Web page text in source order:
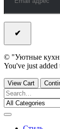
© "Уютные
You've just added
View Cart